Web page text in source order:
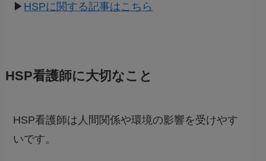
▶︎ HSPに関する記事はこちら
HSP看護師に大切なこと
HSP看護師は 人間関係や環境の影響を受けやす
いです。